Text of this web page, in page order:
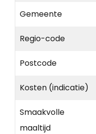
Gemeente
Regio-code
Postcode
Kosten (indicatie)
Smaakvolle
maaltijd